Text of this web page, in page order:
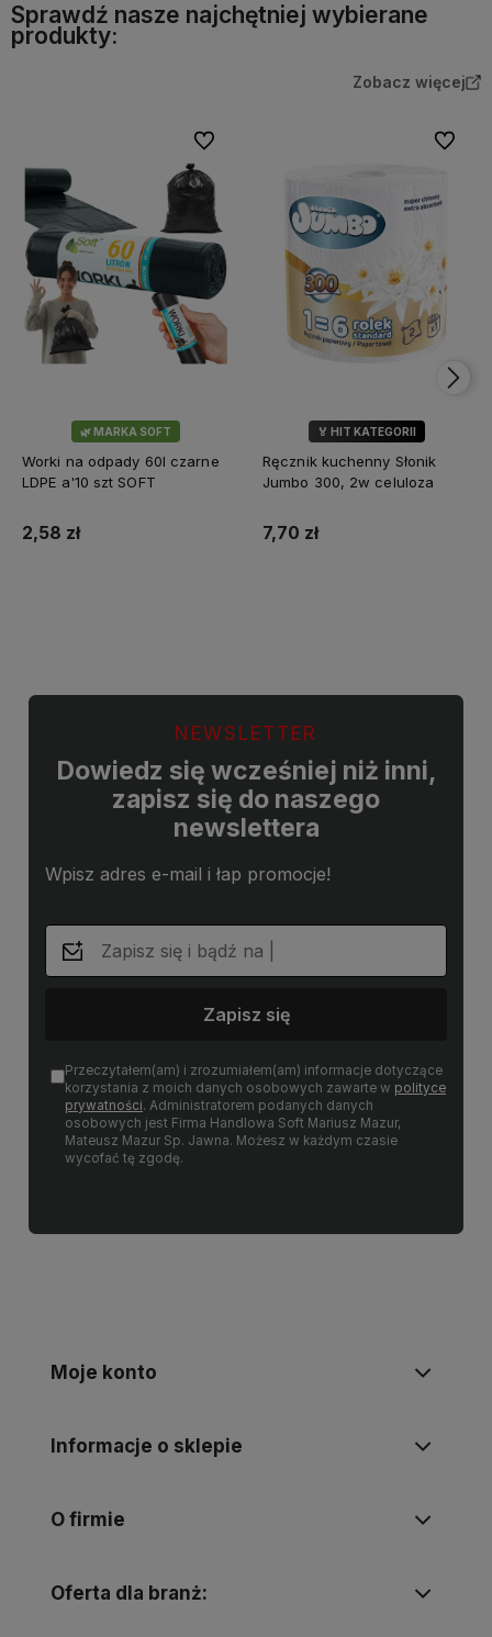
Sprawdź nasze najchętniej wybierane
produkty:
Zobacz więcej
🌿 MARKA SOFT
Worki na odpady 60l czarne
LDPE a'10 szt SOFT
2,58 zł
Do ulubionych
🏅 HIT KATEGORII
💎 WYBÓR KLIENTÓW
Ręcznik kuchenny Słonik
Jumbo 300, 2w celuloza
7,70 zł
Do
NEWSLETTER
Dowiedz się wcześniej niż inni,
zapisz się do naszego
newslettera
Wpisz adres e-mail i łap promocje!
Zapisz się
Przeczytałem(am) i zrozumiałem(am) informacje dotyczące
korzystania z moich danych osobowych zawarte w polityce
prywatności. Administratorem podanych danych
osobowych jest Firma Handlowa Soft Mariusz Mazur,
Mateusz Mazur Sp. Jawna. Możesz w każdym czasie
wycofać tę zgodę.
Moje konto
Informacje o sklepie
O firmie
Oferta dla branż: